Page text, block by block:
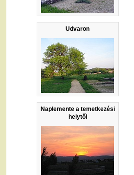
Udvaron
Naplemente a temetkezési
helytől